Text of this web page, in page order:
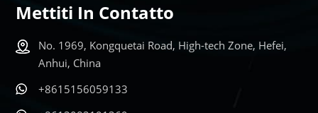
PIÙ
Mettiti In Contatto
No. 1969, Kongquetai Road, High-tech Zone, Hefei,
Anhui, China
+8615156059133